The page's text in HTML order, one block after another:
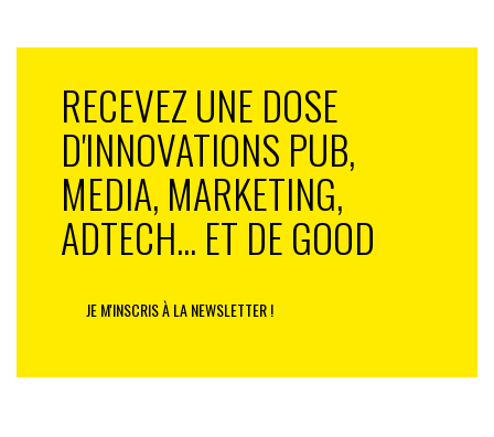
RECEVEZ UNE DOSE
D'INNOVATIONS PUB,
MEDIA, MARKETING,
ADTECH... ET DE GOOD
JE M'INSCRIS À LA NEWSLETTER !